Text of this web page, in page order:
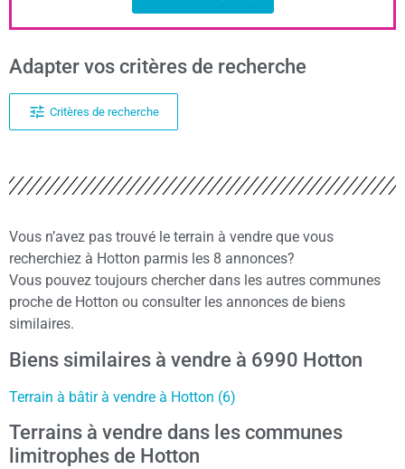
Adapter vos critères de recherche
Critères de recherche
Vous n’avez pas trouvé le terrain à vendre que vous
recherchiez à Hotton parmis les 8 annonces?
Vous pouvez toujours chercher dans les autres communes
proche de Hotton ou consulter les annonces de biens
similaires.
Biens similaires à vendre à 6990 Hotton
Terrain à bâtir à vendre à Hotton (6)
Terrains à vendre dans les communes
limitrophes de Hotton